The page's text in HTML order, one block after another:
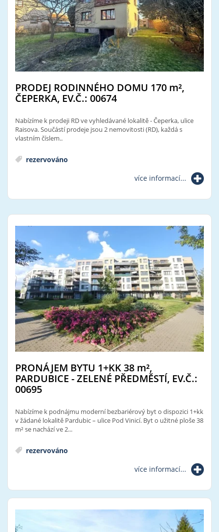
PRODEJ RODINNÉHO DOMU 170 m²,
ČEPERKA, EV.Č.: 00674
Nabízíme k prodeji RD ve vyhledávané lokalitě - Čeperka, ulice
Raisova. Součástí prodeje jsou 2 nemovitosti (RD), každá s
vlastním číslem..
rezervováno
více informací...
PRONÁJEM BYTU 1+KK 38 m²,
PARDUBICE - ZELENÉ PŘEDMĚSTÍ, EV.Č.:
00695
Nabízíme k podnájmu moderní bezbariérový byt o dispozici 1+kk
v žádané lokalitě Pardubic – ulice Pod Vinicí. Byt o užitné ploše 38
m² se nachází ve 2...
rezervováno
více informací...